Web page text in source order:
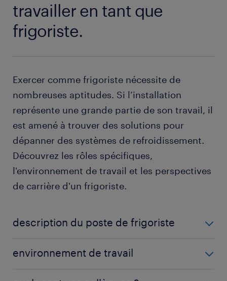
travailler en tant que
frigoriste.
Exercer comme frigoriste nécessite de
nombreuses aptitudes. Si l’installation
représente une grande partie de son travail, il
est amené à trouver des solutions pour
dépanner des systèmes de refroidissement.
Découvrez les rôles spécifiques,
l'environnement de travail et les perspectives
de carrière d'un frigoriste.
description du poste de frigoriste
frigoriste :
environnement de travail